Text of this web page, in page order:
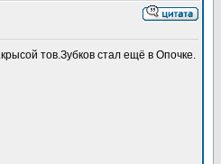
тов.Зубков стал ещё в Опочке.